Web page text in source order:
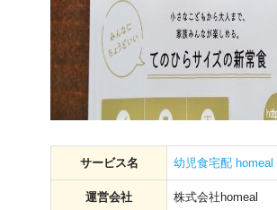
サービス名 幼児食宅配 homeal
運営会社 株式会社homeal